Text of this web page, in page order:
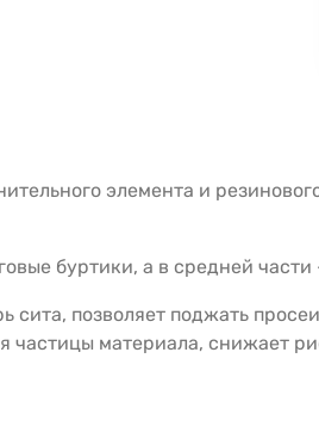
элемента и
буртики, а в средней
сита, позволяет поджать
частицы материала, снижает